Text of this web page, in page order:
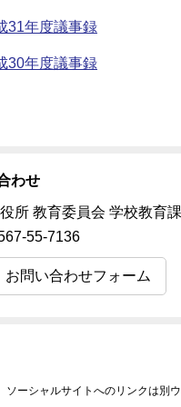
31年度議事録
30年度議事録
わせ
所 教育委員会 学校教育課
55-7136
お問い合わせフォーム
ソーシャルサイトへのリンクは別